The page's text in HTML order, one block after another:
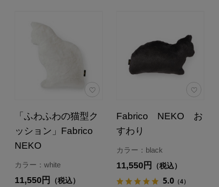
「ふわふわの猫型ク
ッション」Fabrico
NEKO
カラー：white
11,550円 （税込）
Fabrico NEKO お
すわり
カラー：black
11,550円 （税込）
5.0（4）